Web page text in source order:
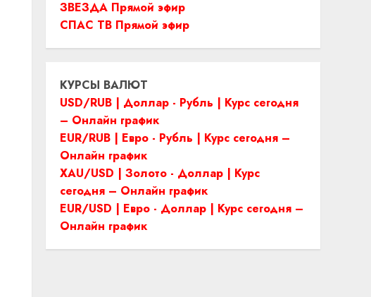
ЗВЕЗДА Прямой эфир
СПАС ТВ Прямой эфир
КУРСЫ ВАЛЮТ
USD/RUB | Доллар - Рубль | Курс сегодня
– Онлайн график
EUR/RUB | Евро - Рубль | Курс сегодня –
Онлайн график
XAU/USD | Золото - Доллар | Курс
сегодня – Онлайн график
EUR/USD | Евро - Доллар | Курс сегодня –
Онлайн график